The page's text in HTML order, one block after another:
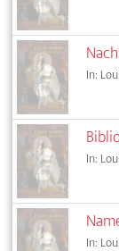
In:
In:
In: